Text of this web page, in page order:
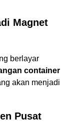
Magnet
berlayar
container
akan menjadi
Pusat